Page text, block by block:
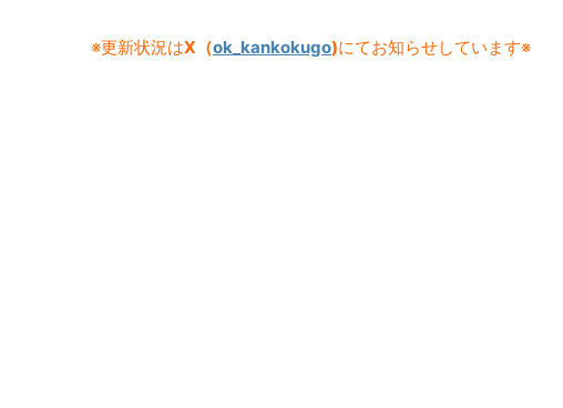
※更新状況はX（ok_kankokugo)にてお知らせしています※